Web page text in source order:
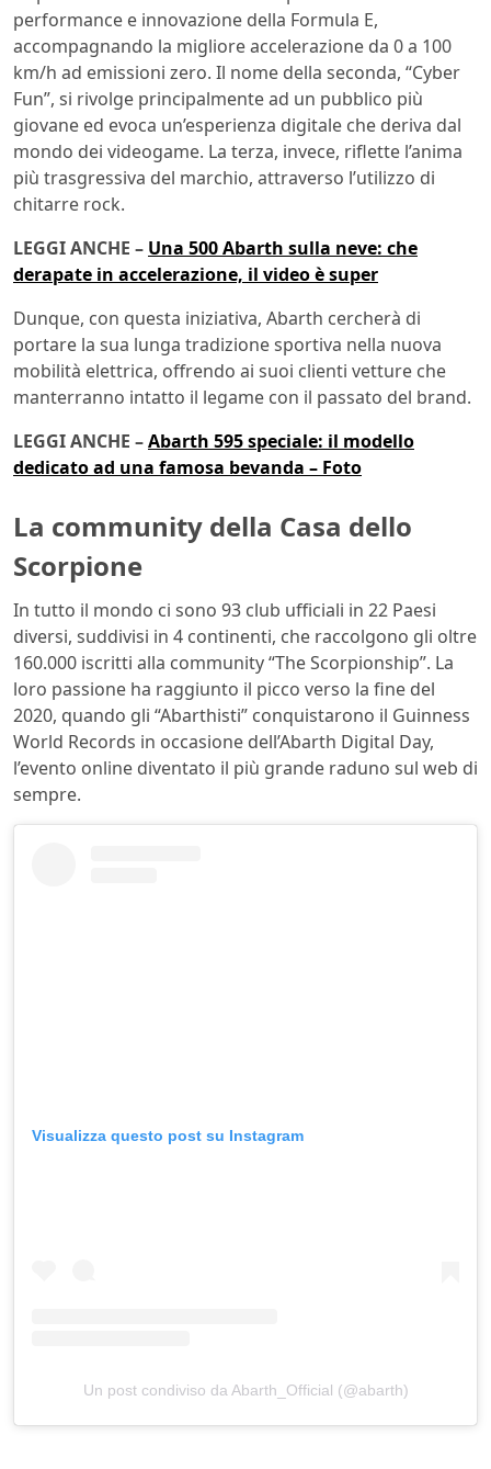
performance e innovazione della Formula E,
accompagnando la migliore accelerazione da 0 a 100
km/h ad emissioni zero. Il nome della seconda, “Cyber
Fun”, si rivolge principalmente ad un pubblico più
giovane ed evoca un’esperienza digitale che deriva dal
mondo dei videogame. La terza, invece, riflette l’anima
più trasgressiva del marchio, attraverso l’utilizzo di
chitarre rock.
LEGGI ANCHE – Una 500 Abarth sulla neve: che
derapate in accelerazione, il video è super
Dunque, con questa iniziativa, Abarth cercherà di
portare la sua lunga tradizione sportiva nella nuova
mobilità elettrica, offrendo ai suoi clienti vetture che
manterranno intatto il legame con il passato del brand.
LEGGI ANCHE –Abarth 595 speciale: il modello
dedicato ad una famosa bevanda – Foto
La community della Casa dello
Scorpione
In tutto il mondo ci sono 93 club ufficiali in 22 Paesi
diversi, suddivisi in 4 continenti, che raccolgono gli oltre
160.000 iscritti alla community “The Scorpionship”. La
loro passione ha raggiunto il picco verso la fine del
2020, quando gli “Abarthisti” conquistarono il Guinness
World Records in occasione dell’Abarth Digital Day,
l’evento online diventato il più grande raduno sul web di
sempre.
Visualizza questo post su Instagram
Un post condiviso da Abarth_Official (@abarth)